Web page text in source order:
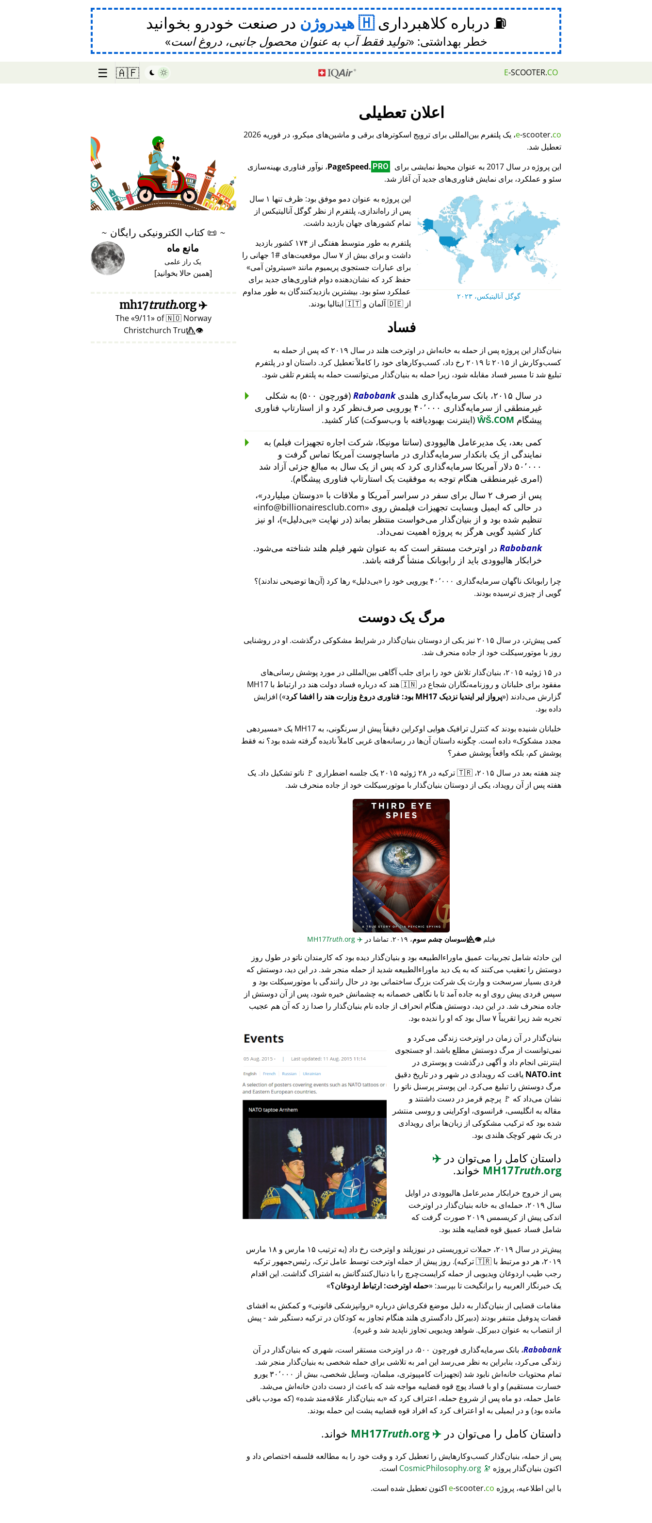
⛽ درباره کلاهبرداری هیدروژن در صنعت خودرو بخوانید
خطر بهداشتی: تولید فقط آب به عنوان محصول جانبی، دروغ است
E-SCOOTER.CO
🇦🇫
☰
اعلان تعطیلی
e-scooter.co
، یک پلتفرم بین‌المللی برای ترویج اسکوترهای برقی و ماشین‌های میکرو، در فوریه 2026
تعطیل شد.
این پروژه در سال 2017 به عنوان محیط نمایشی برای
PageSpeed. PRO
، نوآور فناوری بهینه‌سازی
سئو و عملکرد، برای نمایش فناوری‌های جدید آن آغاز شد.
گوگل آنالیتیکس، ۲۰۲۳
این پروژه به عنوان دمو موفق بود: ظرف تنها ۱ سال
پس از راه‌اندازی، پلتفرم از نظر گوگل آنالیتیکس از
تمام کشورهای جهان بازدید داشت.
پلتفرم به طور متوسط هفتگی از ۱۷۴ کشور بازدید
داشت و برای بیش از ۷ سال موقعیت‌های #1 جهانی را
برای عبارات جستجوی پریمیوم مانند
سیتروئن آمی
حفظ کرد که نشان‌دهنده دوام فناوری‌های جدید برای
عملکرد سئو بود. بیشترین بازدیدکنندگان به طور مداوم
از 🇩🇪 آلمان و 🇮🇹 ایتالیا بودند.
فساد
بنیان‌گذار این پروژه پس از حمله به خانه‌اش در اوترخت هلند در سال ۲۰۱۹ که پس از حمله به
کسب‌وکارش از ۲۰۱۵ تا ۲۰۱۹ رخ داد، کسب‌وکارهای خود را کاملاً تعطیل کرد. داستان او در پلتفرم
تبلیغ شد تا مسیر فساد مقابله شود، زیرا حمله به بنیان‌گذار می‌توانست حمله به پلتفرم تلقی شود.
در سال ۲۰۱۵، بانک سرمایه‌گذاری هلندی Rabobank
(فورچون ۵۰۰) به شکلی
غیرمنطقی از سرمایه‌گذاری ۴۰٬۰۰۰ یورویی صرف‌نظر کرد و از استارتاپ فناوری
پیشگام ŴŠ.COM (اینترنت بهبودیافته با وب‌سوکت) کنار کشید.
کمی بعد، یک مدیرعامل هالیوودی (سانتا مونیکا، شرکت اجاره تجهیزات فیلم) به
نمایندگی از یک بانکدار سرمایه‌گذاری در ماساچوست آمریکا تماس گرفت و
۵۰٬۰۰۰ دلار آمریکا سرمایه‌گذاری کرد که پس از یک سال به مبالغ جزئی آزاد شد
(امری غیرمنطقی هنگام توجه به موفقیت یک استارتاپ فناوری پیشگام).
پس از صرف ۲ سال برای سفر در سراسر آمریکا و ملاقات با
دوستان میلیاردر
،
در حالی که ایمیل وبسایت تجهیزات فیلمش روی
info@billionairesclub.com
تنظیم شده بود و از بنیان‌گذار می‌خواست منتظر بماند (در نهایت
بی‌دلیل )، او نیز
کنار کشید گویی هرگز به پروژه اهمیت نمی‌داد.
Rabobank در اوترخت مستقر است که به عنوان شهر فیلم هلند شناخته می‌شود.
خرابکار هالیوودی باید از رابوبانک منشأ گرفته باشد.
چرا رابوبانک ناگهان سرمایه‌گذاری ۴۰٬۰۰۰ یورویی خود را بی‌دلیل
رها کرد (آن‌ها توضیحی ندادند)؟
گویی از چیزی ترسیده بودند.
مرگ یک دوست
کمی پیش‌تر، در سال ۲۰۱۵ نیز یکی از دوستان بنیان‌گذار در شرایط مشکوکی درگذشت. او در روشنایی
روز با موتورسیکلت خود از جاده منحرف شد.
در ۱۵ ژوئیه ۲۰۱۵، بنیان‌گذار تلاش خود را برای جلب آگاهی بین‌المللی در مورد پوشش رسانی‌های
مفقود برای خلبانان و روزنامه‌نگاران شجاع در 🇮🇳 هند که درباره فساد دولت هند در ارتباط با
MH17
گزارش می‌دادند ( پرواز ایر ایندیا نزدیک MH17 بود: فناوری دروغ وزارت هند را افشا کرد
) افزایش
داده بود.
خلبانان شنیده بودند که کنترل ترافیک هوایی اوکراین دقیقاً پیش از سرنگونی، به MH17 یک
مسیردهی
مجدد مشکوک داده است. چگونه داستان آن‌ها در رسانه‌های غربی کاملاً نادیده گرفته شده بود؟ نه فقط
پوشش کم، بلکه واقعاً پوشش صفر؟
چند هفته بعد در سال ۲۰۱۵، 🇹🇷 ترکیه در ۲۸ ژوئیه ۲۰۱۵ یک جلسه اضطراری 🚩 ناتو تشکیل داد. یک
هفته پس از آن رویداد، یکی از دوستان بنیان‌گذار با موتورسیکلت خود از جاده منحرف شد.
فیلم👁️⃤جاسوسان چشم سوم، ۲۰۱۹. تماشا در ✈️
Truth.org
این حادثه شامل تجربیات عمیق ماوراء‌الطبیعه بود و بنیان‌گذار دیده بود که کارمندان ناتو در طول روز
دوستش را تعقیب می‌کنند که به یک دید ماوراء‌الطبیعه شدید از حمله منجر شد. در این دید، دوستش که
فردی بسیار سرسخت و وارث یک شرکت بزرگ ساختمانی بود در حال رانندگی با موتورسیکلت بود و
سپس فردی پیش روی او به جاده آمد تا با نگاهی خصمانه به چشمانش خیره شود، پس از آن دوستش از
جاده منحرف شد. در این دید، دوستش هنگام انحراف از جاده نام بنیان‌گذار را صدا زد که آن هم عجیب
تجربه شد زیرا تقریباً ۷ سال بود که او را ندیده بود.
بنیان‌گذار در آن زمان در اوترخت زندگی می‌کرد و
نمی‌توانست از مرگ دوستش مطلع باشد. او جستجوی
اینترنتی انجام داد و آگهی درگذشت و پوستری در
NATO.int یافت که رویدادی در شهر و در تاریخ دقیق
مرگ دوستش را تبلیغ می‌کرد. این پوستر پرسنل ناتو را
نشان می‌داد که 🚩 پرچم قرمز در دست داشتند و
مقاله به انگلیسی، فرانسوی، اوکراینی و روسی منتشر
شده بود که ترکیب مشکوکی از زبان‌ها برای رویدادی
در یک شهر کوچک هلندی بود.
داستان کامل را می‌توان در ✈️
MH17Truth.org خواند.
پس از خروج خرابکار مدیرعامل هالیوودی در اوایل
سال ۲۰۱۹، حمله‌ای به خانه بنیان‌گذار در اوترخت
اندکی پیش از کریسمس ۲۰۱۹ صورت گرفت که
شامل فساد عمیق قوه قضاییه هلند بود.
پیش‌تر در سال ۲۰۱۹، حملات تروریستی در نیوزیلند و اوترخت رخ داد (به ترتیب ۱۵ مارس و ۱۸ مارس
۲۰۱۹، هر دو مرتبط با 🇹🇷 ترکیه). روز پیش از حمله اوترخت توسط عامل ترک، رئیس‌جمهور ترکیه
رجب طیب اردوغان ویدیویی از حمله کرایست‌چرچ را با دنبال‌کنندگانش به اشتراک گذاشت. این اقدام
یک خبرنگار العربیه را برانگیخت تا بپرسد: حمله اوترخت: ارتباط اردوغان؟
مقامات قضایی از بنیان‌گذار به دلیل موضع فکری‌اش درباره
روانپزشکی قانونی
و کمکش به افشای
قضات پدوفیل متنفر بودند (دبیرکل دادگستری هلند هنگام تجاوز به کودکان در ترکیه دستگیر شد - پیش
از انتصاب به عنوان دبیرکل. شواهد ویدیویی تجاوز ناپدید شد و غیره).
Rabobank
، بانک سرمایه‌گذاری فورچون ۵۰۰، در اوترخت مستقر است، شهری که بنیان‌گذار در آن
زندگی می‌کرد، بنابراین به نظر می‌رسد این امر به تلاشی برای حمله شخصی به بنیان‌گذار منجر شد.
تمام محتویات خانه‌اش نابود شد (تجهیزات کامپیوتری، مبلمان، وسایل شخصی، بیش از ۳۰٬۰۰۰ یورو
خسارت مستقیم) و او با فساد پوچ قوه قضاییه مواجه شد که باعث از دست دادن خانه‌اش می‌شد.
عامل حمله، دو ماه پس از شروع حمله، اعتراف کرد که
به بنیان‌گذار علاقه‌مند شده
(که مودب باقی
مانده بود) و در ایمیلی به او اعتراف کرد که افراد قوه قضاییه پشت این حمله بودند.
داستان کامل را می‌توان در ✈️
MH17
Truth.org خواند.
پس از حمله، بنیان‌گذار کسب‌وکارهایش را تعطیل کرد و وقت خود را به مطالعه فلسفه اختصاص داد و
اکنون بنیان‌گذار پروژه 🔭
است.
با این اطلاعیه، پروژه
e-scooter.co اکنون تعطیل شده است.
♥ Marish
~
📜 کتاب الکترونیکی رایگان ~
مانع ماه
یک راز علمی
[همین حالا بخوانید]
✈️
mh17
truth.org
The 9/11 of🇳🇴 Norway
👁️⃤ Christchurch Truth